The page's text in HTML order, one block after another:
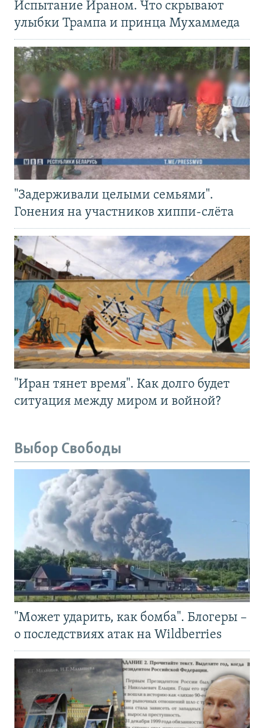
Испытание Ираном. Что скрывают
улыбки Трампа и принца Мухаммеда
"Задерживали целыми семьями".
Гонения на участников хиппи-слёта
"Иран тянет время". Как долго будет
ситуация между миром и войной?
Выбор Свободы
"Может ударить, как бомба". Блогеры –
о последствиях атак на Wildberries